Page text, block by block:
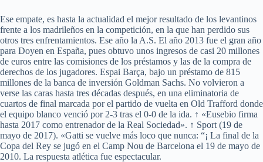
Ese empate, es hasta la actualidad el mejor resultado de los levantinos
frente a los madrileños en la competición, en la que han perdido sus
otros tres enfrentamientos. Ese año la A.S. El año 2013 fue el gran año
para Doyen en España, pues obtuvo unos ingresos de casi 20 millones
de euros entre las comisiones de los préstamos y las de la compra de
derechos de los jugadores. Espai Barça, bajo un préstamo de 815
millones de la banca de inversión Goldman Sachs. No volvieron a
verse las caras hasta tres décadas después, en una eliminatoria de
cuartos de final marcada por el partido de vuelta en Old Trafford donde
el equipo blanco venció por 2-3 tras el 0-0 de la ida. ↑ «Eusebio firma
hasta 2017 como entrenador de la Real Sociedad». ↑ Sport (19 de
mayo de 2017). «Gatti se vuelve más loco que nunca: “¡ La final de la
Copa del Rey se jugó en el Camp Nou de Barcelona el 19 de mayo de
2010. La respuesta atlética fue espectacular.